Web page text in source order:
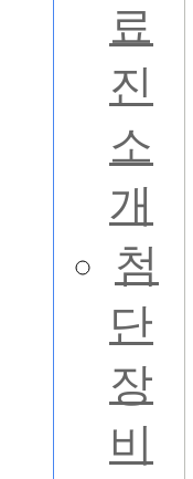
료
진
소
개
첨
단
장
비